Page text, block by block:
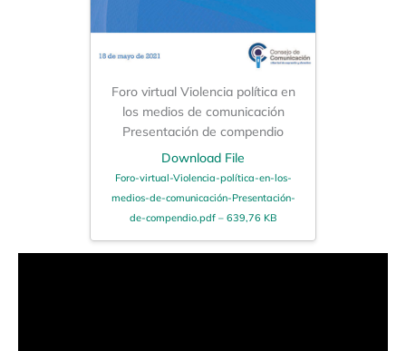
Foro virtual Violencia política en
los medios de comunicación
Presentación de compendio
Download File
Foro-virtual-Violencia-política-en-los-
medios-de-comunicación-Presentación-
de-compendio.pdf – 639,76 KB